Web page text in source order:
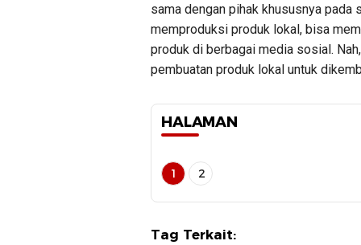
sama dengan pihak khususnya
memproduksi produk lokal, bisa
produk di berbagai media sosial.
pembuatan produk lokal untuk
HALAMAN
1 2
Tag Terkait: